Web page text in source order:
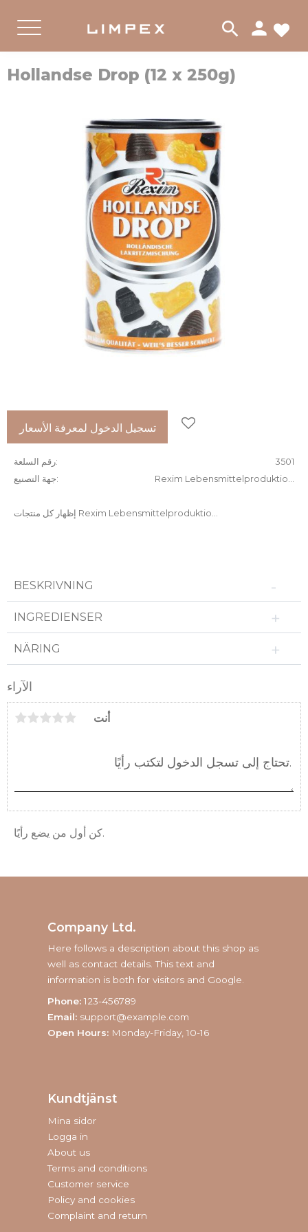
search person
PRODUKTER
Hollandse Drop (12 x 250g)
تسجيل الدخول لمعرفة الأسعار
رقم السلعة
3501
جهة التصنيع
Rexim Lebensmittelproduktio...
إظهار كل منتجات Rexim Lebensmittelproduktio...
BESKRIVNING
INGREDIENSER
NÄRING
الآراء
أنت
كن أول من يضع رأيًا.
Company Ltd.
Here follows a description about this shop as
well as contact details. This text and
information is both for visitors and Google.
Phone: 123-456789
Email: support@example.com
Open Hours: Monday-Friday, 10-16
Kundtjänst
Mina sidor
Logga in
About us
Terms and conditions
Customer service
Policy and cookies
Complaint and return